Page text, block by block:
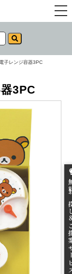
無
ご
子レンジ容器3PC
3PC